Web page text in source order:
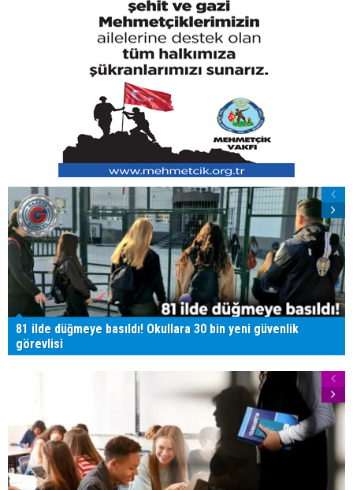
81 ilde düğmeye basıldı! Okullara 30 bin yeni güvenlik
görevlisi